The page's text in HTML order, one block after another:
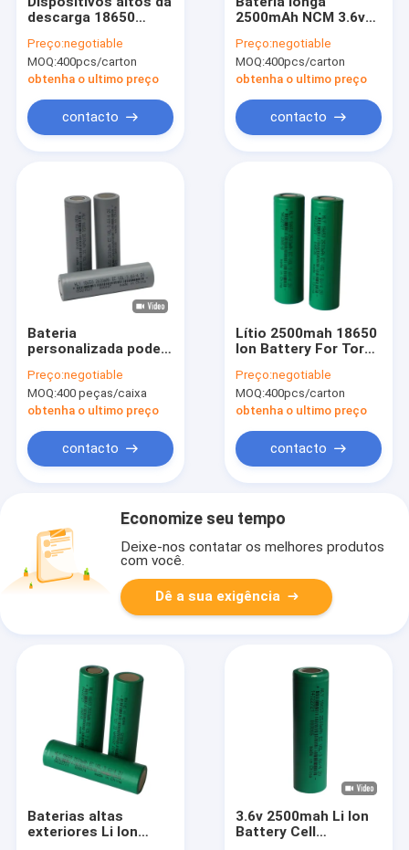
descarga 18650
Rechargeable
Battery For Home
Preço:negotiable
MOQ:400pcs/carton
obtenha o ultimo preço
contacto
2500mAh NCM 3.6v
vida de ciclo 18650
de HLY
Preço:negotiable
MOQ:400pcs/carton
obtenha o ultimo preço
contacto
Bateria
personalizada poder
íon 18650 do lítio
para aparelhos
eletrodomésticos
Preço:negotiable
MOQ:400 peças/caixa
obtenha o ultimo preço
contacto
Lítio 2500mah 18650
Ion Battery For Torch
Preço:negotiable
MOQ:400pcs/carton
obtenha o ultimo preço
contacto
Economize seu tempo
Deixe-nos contatar os melhores produtos
com você.
Dê a sua exigência
Baterias altas
exteriores Li Ion
3.6v 2500mah Li Ion
Battery Cell